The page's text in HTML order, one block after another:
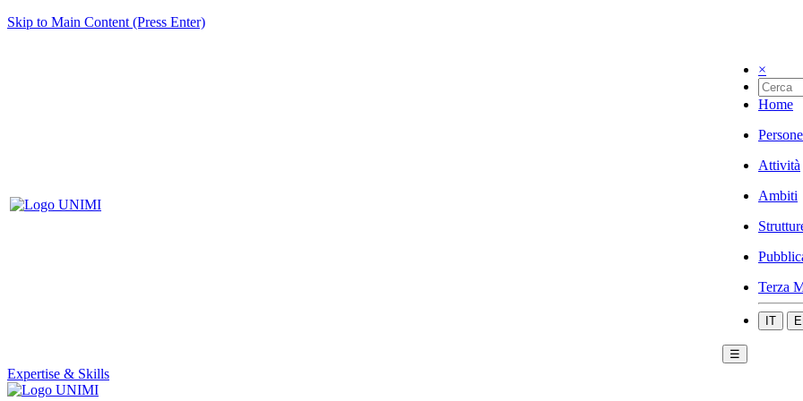
Skip to Main Content (Press Enter)
×
Home
Persone
Attività
Ambiti
Terza
IT
☰
Expertise & Skills